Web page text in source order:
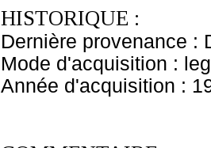
HISTORIQUE :
Dernière provenance :
Mode d'acquisition :
Année d'acquisition :